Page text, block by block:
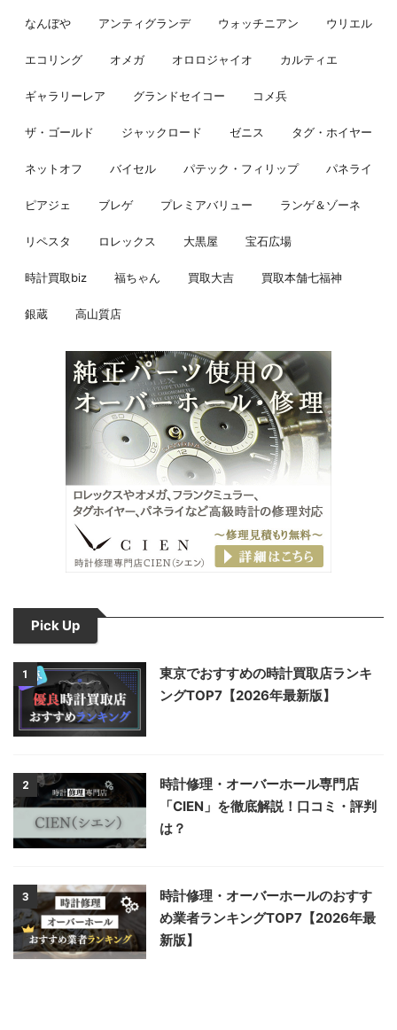
なんぼや アンティグランデ ウォッチニアン ウリエル
エコリング オメガ オロロジャイオ カルティエ
ギャラリーレア グランドセイコー コメ兵
ザ・ゴールド ジャックロード ゼニス タグ・ホイヤー
ネットオフ バイセル パテック・フィリップ パネライ
ピアジェ ブレゲ プレミアバリュー ランゲ＆ゾーネ
リペスタ ロレックス 大黒屋 宝石広場
時計買取biz 福ちゃん 買取大吉 買取本舗七福神
銀蔵 高山質店
Pick Up
1
東京でおすすめの時計買取店ランキ
ングTOP7【2026年最新版】
2
時計修理・オーバーホール専門店
「CIEN」を徹底解説！口コミ・評判
は？
3
時計修理・オーバーホールのおすす
め業者ランキングTOP7【2026年最
新版】